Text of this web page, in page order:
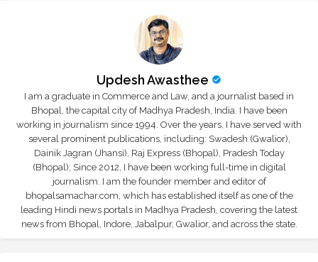
Updesh Awasthee
I am a graduate in Commerce and Law, and a journalist based in
Bhopal, the capital city of Madhya Pradesh, India. I have been
working in journalism since 1994. Over the years, I have served with
several prominent publications, including: Swadesh (Gwalior),
Dainik Jagran (Jhansi), Raj Express (Bhopal), Pradesh Today
(Bhopal); Since 2012, I have been working full-time in digital
journalism. I am the founder member and editor of
bhopalsamachar.com, which has established itself as one of the
leading Hindi news portals in Madhya Pradesh, covering the latest
news from Bhopal, Indore, Jabalpur, Gwalior, and across the state.